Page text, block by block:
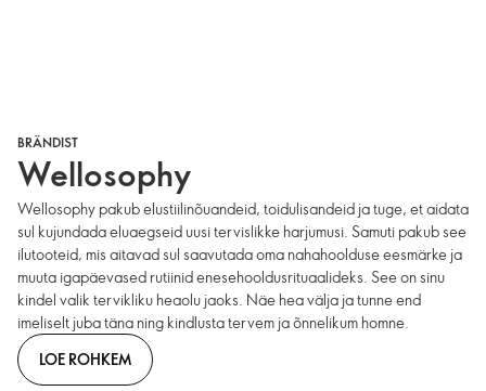
BRÄNDIST
Wellosophy
Wellosophy pakub elustiilinõuandeid, toidulisandeid ja tuge, et aidata
sul kujundada eluaegseid uusi tervislikke harjumusi. Samuti pakub see
ilutooteid, mis aitavad sul saavutada oma nahahoolduse eesmärke ja
muuta igapäevased rutiinid enesehooldusrituaalideks. See on sinu
kindel valik tervikliku heaolu jaoks. Näe hea välja ja tunne end
imeliselt juba täna ning kindlusta tervem ja õnnelikum homne.
LOE ROHKEM